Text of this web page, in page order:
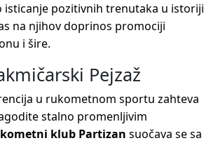
isticanje pozitivnih trenutaka u istoriji
na njihov doprinos promociji
i šire.
Pejzaž
u rukometnom sportu zahteva
stalno promenljivim
klub Partizan suočava se sa